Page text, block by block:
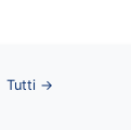
Tutti →